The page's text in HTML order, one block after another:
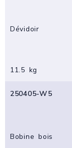
Dévidoir
11.5 kg
250405-W5
Bobine bois